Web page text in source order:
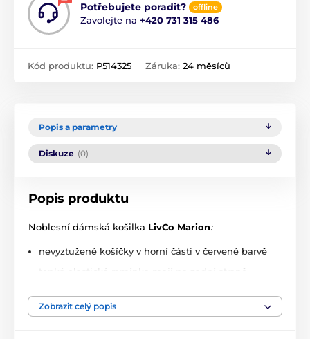
Potřebujete poradit? offline
Zavolejte na +420 731 315 486
Kód produktu: P514325 Záruka: 24 měsíců
Popis a parametry
Diskuze (0)
Popis produktu
Noblesní dámská košilka LivCo Marion:
nevyztužené košíčky v horní části v červené barvě
tenká elastická ramínka mají na zadní straně
uprostřed dekoltu je mašle
Zobrazit celý popis